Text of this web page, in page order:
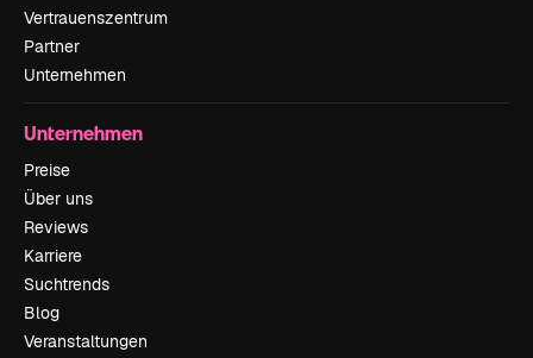
Vertrauenszentrum
Partner
Unternehmen
Unternehmen
Preise
Über uns
Reviews
Karriere
Suchtrends
Blog
Veranstaltungen